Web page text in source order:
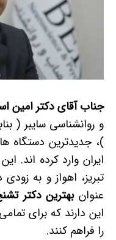
جناب آقای دکتر امین
و روانشناسی سایبر (
)، جدیدترین دستگاه
ایران وارد کرده اند.
تبریز، اهواز و به
عنوانبهترین دکتر
این دارند که برای
را فراهم کنند.